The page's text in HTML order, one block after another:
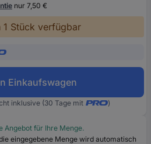
nur 7,50 €
1 Stück verfügbar
Einkaufswagen
inklusive (30 Tage mit )
Angebot für Ihre Menge.
eingegebene Menge wird automatisch